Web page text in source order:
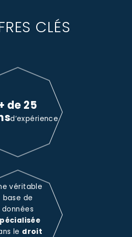
CLÉS
de 25
d’expérience
véritable
base de
données
le droit